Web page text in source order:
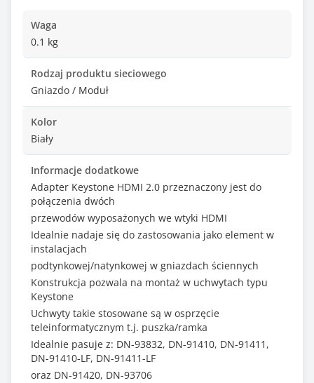
Waga
0.1 kg
Rodzaj produktu sieciowego
Gniazdo / Moduł
Kolor
Biały
Informacje dodatkowe
Adapter Keystone HDMI 2.0 przeznaczony jest do
połączenia dwóch
przewodów wyposażonych we wtyki HDMI
Idealnie nadaje się do zastosowania jako element w
instalacjach
podtynkowej/natynkowej w gniazdach ściennych
Konstrukcja pozwala na montaż w uchwytach typu
Keystone
Uchwyty takie stosowane są w osprzęcie
teleinformatycznym t.j. puszka/ramka
Idealnie pasuje z: DN-93832, DN-91410, DN-91411,
DN-91410-LF, DN-91411-LF
oraz DN-91420, DN-93706